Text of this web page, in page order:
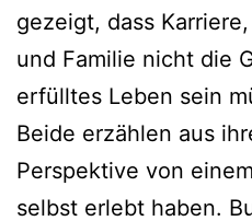
gezeigt, dass
und Familie nicht die
erfülltes Leben sein
Beide erzählen aus
Perspektive von
selbst erlebt haben.